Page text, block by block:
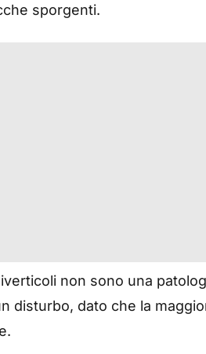
sporgenti.
non sono una
disturbo, dato che la